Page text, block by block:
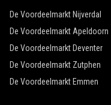
De VoordeelmarktNijverdal
De Voordeelmarkt Apeldoorn
De VoordeelmarktDeventer
De Voordeelmarkt Zutphen
De VoordeelmarktEmmen